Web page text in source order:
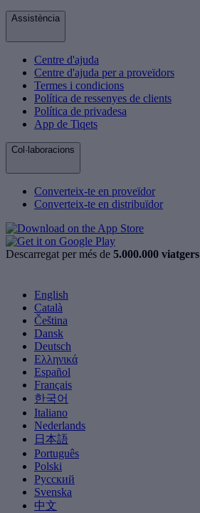
Assistència
Centre d'ajuda
Centre d'ajuda per a proveïdors
Termes i condicions
Política de ressenyes de clients
Política de privadesa
App de Tiqets
Col·laboracions
Converteix-te en proveïdor
Converteix-te en distribuïdor
Descarregat per més de 5.000.000 viatgers
English
Català
Čeština
Dansk
Deutsch
Ελληνικά
Español
Français
한국어
Italiano
Nederlands
日本語
Português
Polski
Русский
Svenska
中文